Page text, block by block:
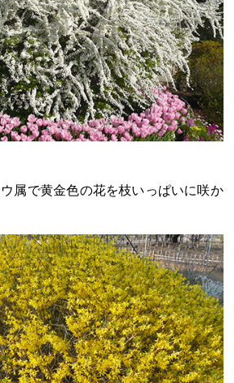
属で黄金色の花を枝いっぱいに咲か